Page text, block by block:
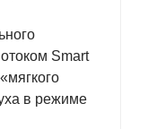
Smart
в режиме